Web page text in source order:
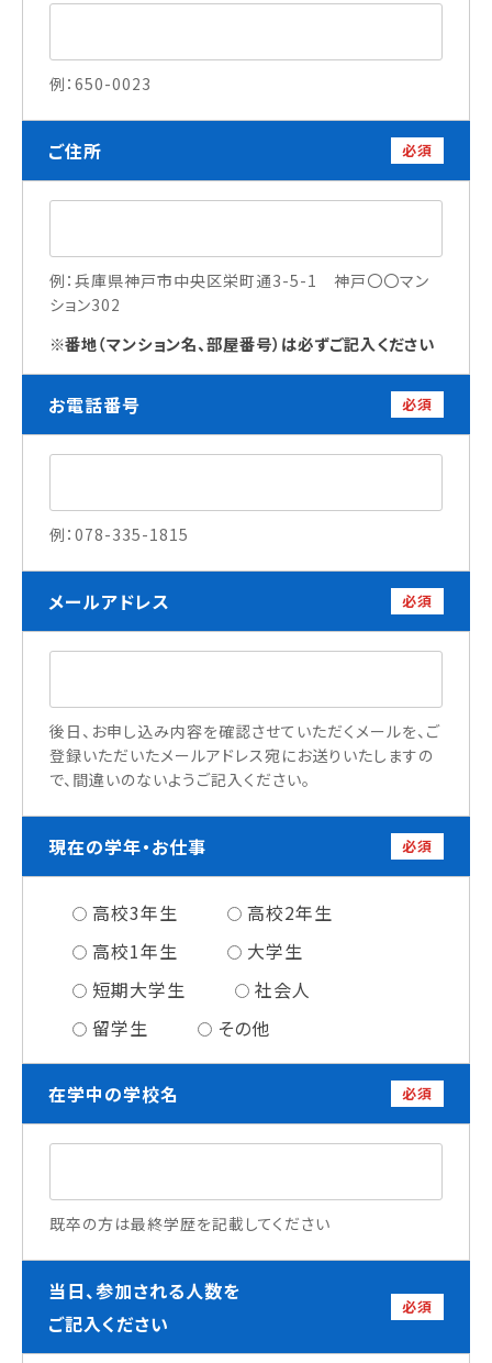
施設・設備紹介
先生紹介
キャンパスライフ
訪問者別
高校生の方へ
社会人・大学生・短大生の方へ
留学生の方へ(for Foreign Student)
ブログ
アクセス
職員採用情報
情報公開
よくあるご質問
例：650-0023
ご住所 必須
例：兵庫県神戸市中央区栄町通3-5-1 神戸〇〇マン
ション302
番地（マンション名、部屋番号）は必ずご記入ください
お電話番号 必須
例：078-335-1815
メールアドレス 必須
後日、お申し込み内容を確認させていただくメールを、ご
登録いただいたメールアドレス宛にお送りいたしますの
で、間違いのないようご記入ください。
現在の学年・お仕事 必須
高校3年生
高校2年生
高校1年生
大学生
短期大学生
社会人
留学生
その他
在学中の学校名 必須
既卒の方は最終学歴を記載してください
当日、参加される人数を
ご記入ください
必須